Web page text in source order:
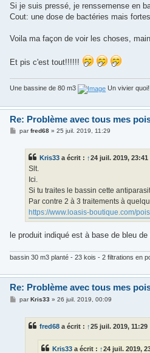
Si je suis pressé, je renssemense en
Cout: une dose de bactéries mais
Voila ma façon de voir les choses,
Et pis c'est tout!!!!!!
Une bassine de 80 m3 Un vivier
Re: Problème avec tous mes
Mparfred68 »25 juil. 2019, 11:29
Kris33 a écrit : ↑24 juil. 2019, 23:41
Slt.
Ici.
Si tu traites le bassin cette
Par contre 2 à 3 traitements à
https://www.loasis-boutique.com/
le produit indiqué est à base de bleu
bassin 30 m3 planté - 23 kois - 2 filtrations en
Re: Problème avec tous mes
MparKris33 »26 juil. 2019, 00:09
fred68 a écrit : ↑25 juil. 2019, 11:29
Kris33 a écrit : ↑24 juil. 2019,